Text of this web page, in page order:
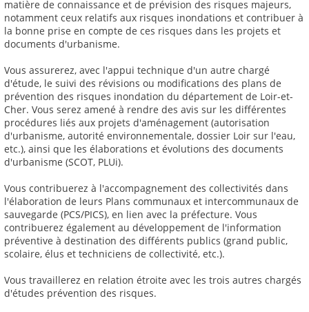
matière de connaissance et de prévision des risques majeurs,
notamment ceux relatifs aux risques inondations et contribuer à
la bonne prise en compte de ces risques dans les projets et
documents d'urbanisme.
Vous assurerez, avec l'appui technique d'un autre chargé
d'étude, le suivi des révisions ou modifications des plans de
prévention des risques inondation du département de Loir-et-
Cher. Vous serez amené à rendre des avis sur les différentes
procédures liés aux projets d'aménagement (autorisation
d'urbanisme, autorité environnementale, dossier Loir sur l'eau,
etc.), ainsi que les élaborations et évolutions des documents
d'urbanisme (SCOT, PLUi).
Vous contribuerez à l'accompagnement des collectivités dans
l'élaboration de leurs Plans communaux et intercommunaux de
sauvegarde (PCS/PICS), en lien avec la préfecture. Vous
contribuerez également au développement de l'information
préventive à destination des différents publics (grand public,
scolaire, élus et techniciens de collectivité, etc.).
Vous travaillerez en relation étroite avec les trois autres chargés
d'études prévention des risques.